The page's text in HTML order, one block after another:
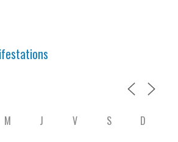
M J V S
D